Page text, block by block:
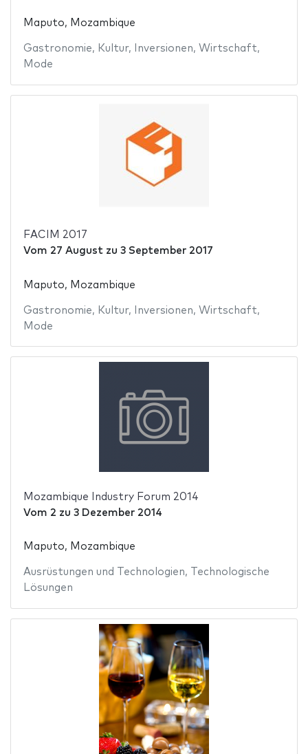
Maputo, Mozambique
Gastronomie, Kultur, Inversionen, Wirtschaft,
Mode
FACIM 2017
Vom 27 Augustzu 3 September 2017
Maputo, Mozambique
Gastronomie, Kultur, Inversionen, Wirtschaft,
Mode
Mozambique Industry Forum 2014
Vom 2 zu 3 Dezember 2014
Maputo, Mozambique
Ausrüstungen und Technologien,
Technologische
Lösungen